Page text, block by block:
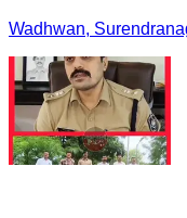
Wadhwan,